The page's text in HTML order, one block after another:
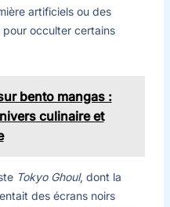
artificiels ou des
occulter certains
bento mangas :
culinaire et
Tokyo Ghoul, dont la
des écrans noirs